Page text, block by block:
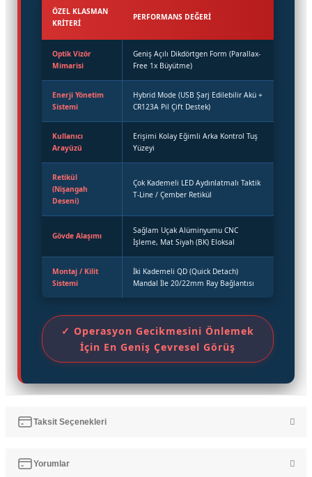
ÖZEL KLASMAN
KRITERI
PERFORMANS DEĞERI
Optik Vizör
Mimarisi
Geniş Açılı Dikdörtgen Form (Parallax-
Free 1x Büyütme)
Enerji Yönetim
Sistemi
Hybrid Mode (USB Şarj Edilebilir Akü +
CR123A Pil Çift Destek)
Kullanıcı
Arayüzü
Erişimi Kolay Eğimli Arka Kontrol Tuş
Yüzeyi
Retikül
(Nişangah
Deseni)
Çok Kademeli LED Aydınlatmalı Taktik
T-Line / Çember Retikül
Gövde Alaşımı
Sağlam Uçak Alüminyumu CNC
İşleme, Mat Siyah (BK) Eloksal
Montaj / Kilit
Sistemi
İki Kademeli QD (Quick Detach)
Mandal İle 20/22mm Ray Bağlantısı
✓ Operasyon Gecikmesini Önlemek
İçin En Geniş Çevresel Görüş
Taksit Seçenekleri
Yorumlar